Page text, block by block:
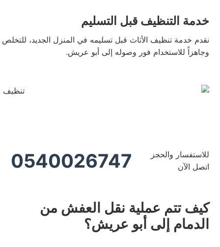
خدمة التنظيف قبل التسليم
نقدم خدمة تنظيف الأثاث قبل تسليمه في المنزل الجديد،
وجاهزاً للاستخدام فور وصوله إلى أبو عريش.
للاستفسار والحجز
اتصل الآن
0540026747
كيف تتم عملية نقل العفش من
الدمام إلى أبو عريش؟